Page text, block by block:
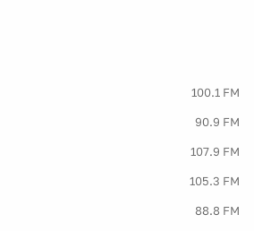
100.1 FM
90.9 FM
107.9 FM
105.3 FM
88.8 FM